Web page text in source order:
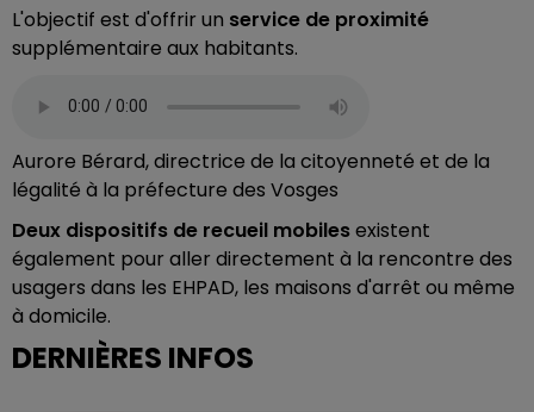
L'objectif est d'offrir un service de proximité
supplémentaire aux habitants.
Aurore Bérard, directrice de la citoyenneté et de la
légalité à la préfecture des Vosges
Deux dispositifs de recueil mobilesexistent
également pour aller directement à la rencontre des
usagers dans les EHPAD, les maisons d'arrêt ou même
à domicile.
DERNIÈRES INFOS